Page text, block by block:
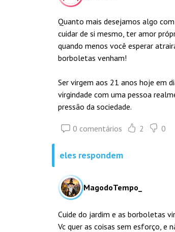
Quanto mais desejamos algo
cuidar de si mesmo, ter amor
quando menos você esperar
borboletas venham!
Ser virgem aos 21 anos hoje em
virgindade com uma pessoa
pressão da sociedade.
0 comentários 2 0
eles respondem
MagodoTempo_
Cuide do jardim e as borboletas
Vc quer as coisas sem esforço, e